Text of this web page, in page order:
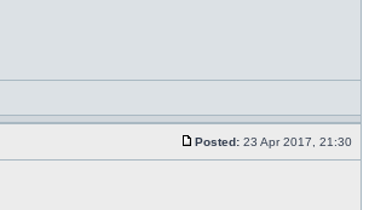
Posted: 23 Apr 2017, 21:30